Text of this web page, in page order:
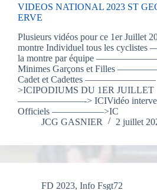
VIDEOS NATIONAL 2023 ST
ERVE
Plusieurs vidéos pour ce 1er Juillet
montre Individuel tous les cyclistes
la montre par équipe
Minimes Garçons et Filles
Cadet et Cadettes ———————–
>ICIPODIUMS DU 1ER JUILLET
———————-> ICIVidéo
Officiels —————–>IC
JCG GASNIER
2 juillet
FD 2023, Info Fsgt72